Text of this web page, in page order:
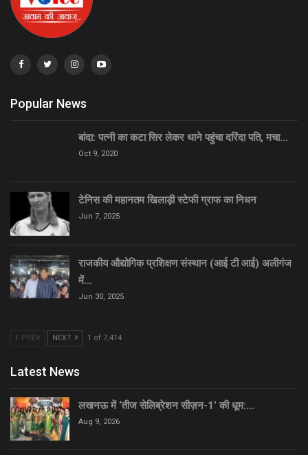
Popular News
बांदा: पत्नी का कटा सिर लेकर थाने पहुंचा दरिंदा पति, मचा…
Oct 9, 2020
टेनिस की महानतम खिलाड़ी स्टेफी ग्राफ का निधन
Jun 7, 2025
राजकीय औद्योगिक प्रशिक्षण संस्थान (आई टी आई) अलीगंज
में…
Jun 30, 2025
PREV NEXT 1 of 7,414
Latest News
लखनऊ में ‘तीज सेलिब्रेशन सीज़न-1’ की धूम:…
Aug 9, 2026